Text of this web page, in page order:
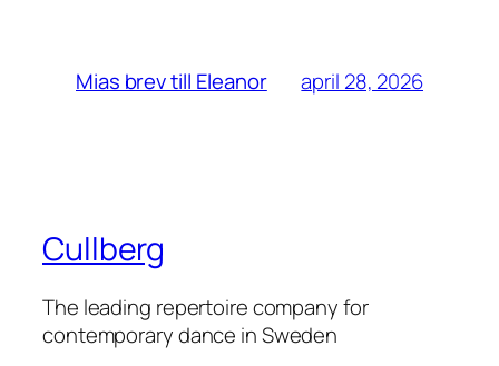
Mias brev till Eleanor april 28, 2026
Cullberg
The leading repertoire company for
contemporary dance in Sweden